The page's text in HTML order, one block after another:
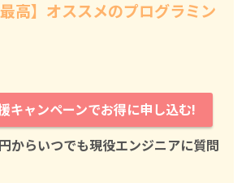
高】オススメのプログラミン
キャンペーンでお得に申し込む!
からいつでも現役エンジニアに質問